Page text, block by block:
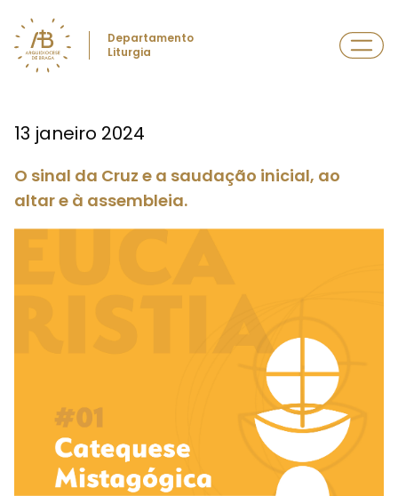
Departamento
Liturgia
13 janeiro 2024
O sinal da Cruz e a saudação inicial, ao
altar e à assembleia.